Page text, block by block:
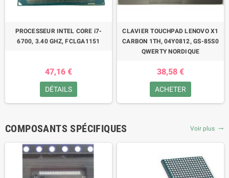
PROCESSEUR INTEL CORE i7-
6700, 3.40 GHZ, FCLGA1151
47,16 €
DÉTAILS
CLAVIER TOUCHPAD LENOVO X1
CARBON 1TH, 04Y0812, GS-85S0
QWERTY NORDIQUE
38,58 €
ACHETER
COMPOSANTS SPÉCIFIQUES Voir plus trending_flat